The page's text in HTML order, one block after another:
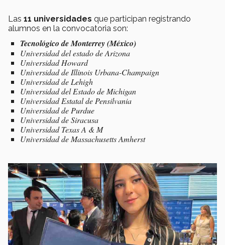
Las 11 universidades que participan registrando
alumnos en la convocatoria son:
Tecnológico de Monterrey (México)
Universidad del estado de Arizona
Universidad Howard
Universidad de Illinois Urbana-Champaign
Universidad de Lehigh
Universidad del Estado de Michigan
Universidad Estatal de Pensilvania
Universidad de Purdue
Universidad de Siracusa
Universidad Texas A & M
Universidad de Massachusetts Amherst